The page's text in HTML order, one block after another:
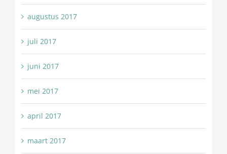
augustus 2017
juli 2017
juni 2017
mei 2017
april 2017
maart 2017